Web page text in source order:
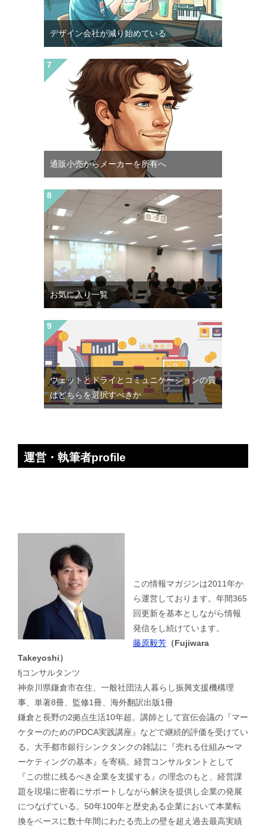
デザイン会社が減り始めている
通販小売からメーカーを所有へ
お気に入り一覧
ウェットとドライとコミュニケーションの質
はどちらを選択すべきか
運営・執筆者profile
この情報マガジンは2011年か
ら運営しております。年間365
回更新を基本としながら情報
発信をし続けています。
藤原毅芳 （Fujiwara
Takeyoshi）
fjコンサルタンツ
神奈川県鎌倉市在住、一般社団法人暮らし振興支援機構理
事、単著8冊、監修1冊、海外翻訳出版1冊
鎌倉と長野の2拠点生活10年超。講師として宣伝会議の『マー
ケターのためのPDCA実践講座』などで継続的評価を受けてい
る。大手都市銀行シンクタンクの雑誌に『売れる仕組み〜マ
ーケティングの基本』を寄稿。経営コンサルタントとして
『この世に残るべき企業を支援する』の理念のもと、経営課
題を現場に密着にサポートしながら解決を提供し企業の発展
につなげている。50年100年と歴史ある企業において本業転
換をベースに数十年間にわたる売上の壁を超え過去最高実績